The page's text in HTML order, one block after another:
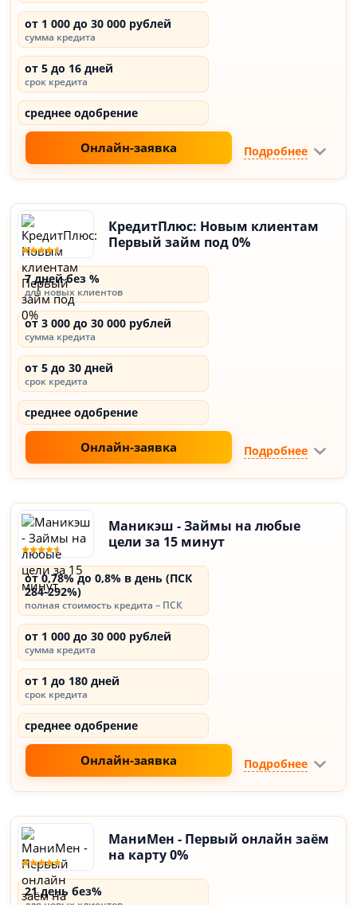
от 1 000 до 30 000 рублей
сумма кредита
от 5 до 16 дней
срок кредита
среднее одобрение
Онлайн-заявка Подробнее
КредитПлюс: Новым клиентам
Первый займ под 0%
7 дней без %
для новых клиентов
от 3 000 до 30 000 рублей
сумма кредита
от 5 до 30 дней
срок кредита
среднее одобрение
Онлайн-заявка Подробнее
Маникэш - Займы на любые
цели за 15 минут
от 0,78% до 0,8% в день (ПСК
284-292%)
полная стоимость кредита – ПСК
от 1 000 до 30 000 рублей
сумма кредита
от 1 до 180 дней
срок кредита
среднее одобрение
Онлайн-заявка Подробнее
МаниМен - Первый онлайн заём
на карту 0%
21 день без%